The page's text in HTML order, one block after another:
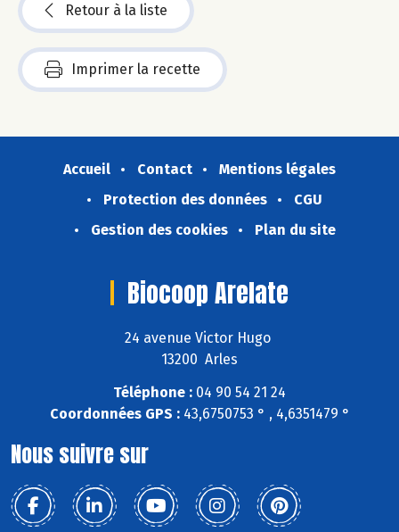
Retour à la liste
Imprimer la recette
Accueil Contact
Mentions légales
Protection des données
CGU
Gestion des cookies
Plan du site
Biocoop Arelate
24 avenue Victor Hugo
13200 Arles
Téléphone : 04 90 54 21 24
Coordonnées GPS :43,6750753 ° , 4,6351479 °
Nous suivre sur